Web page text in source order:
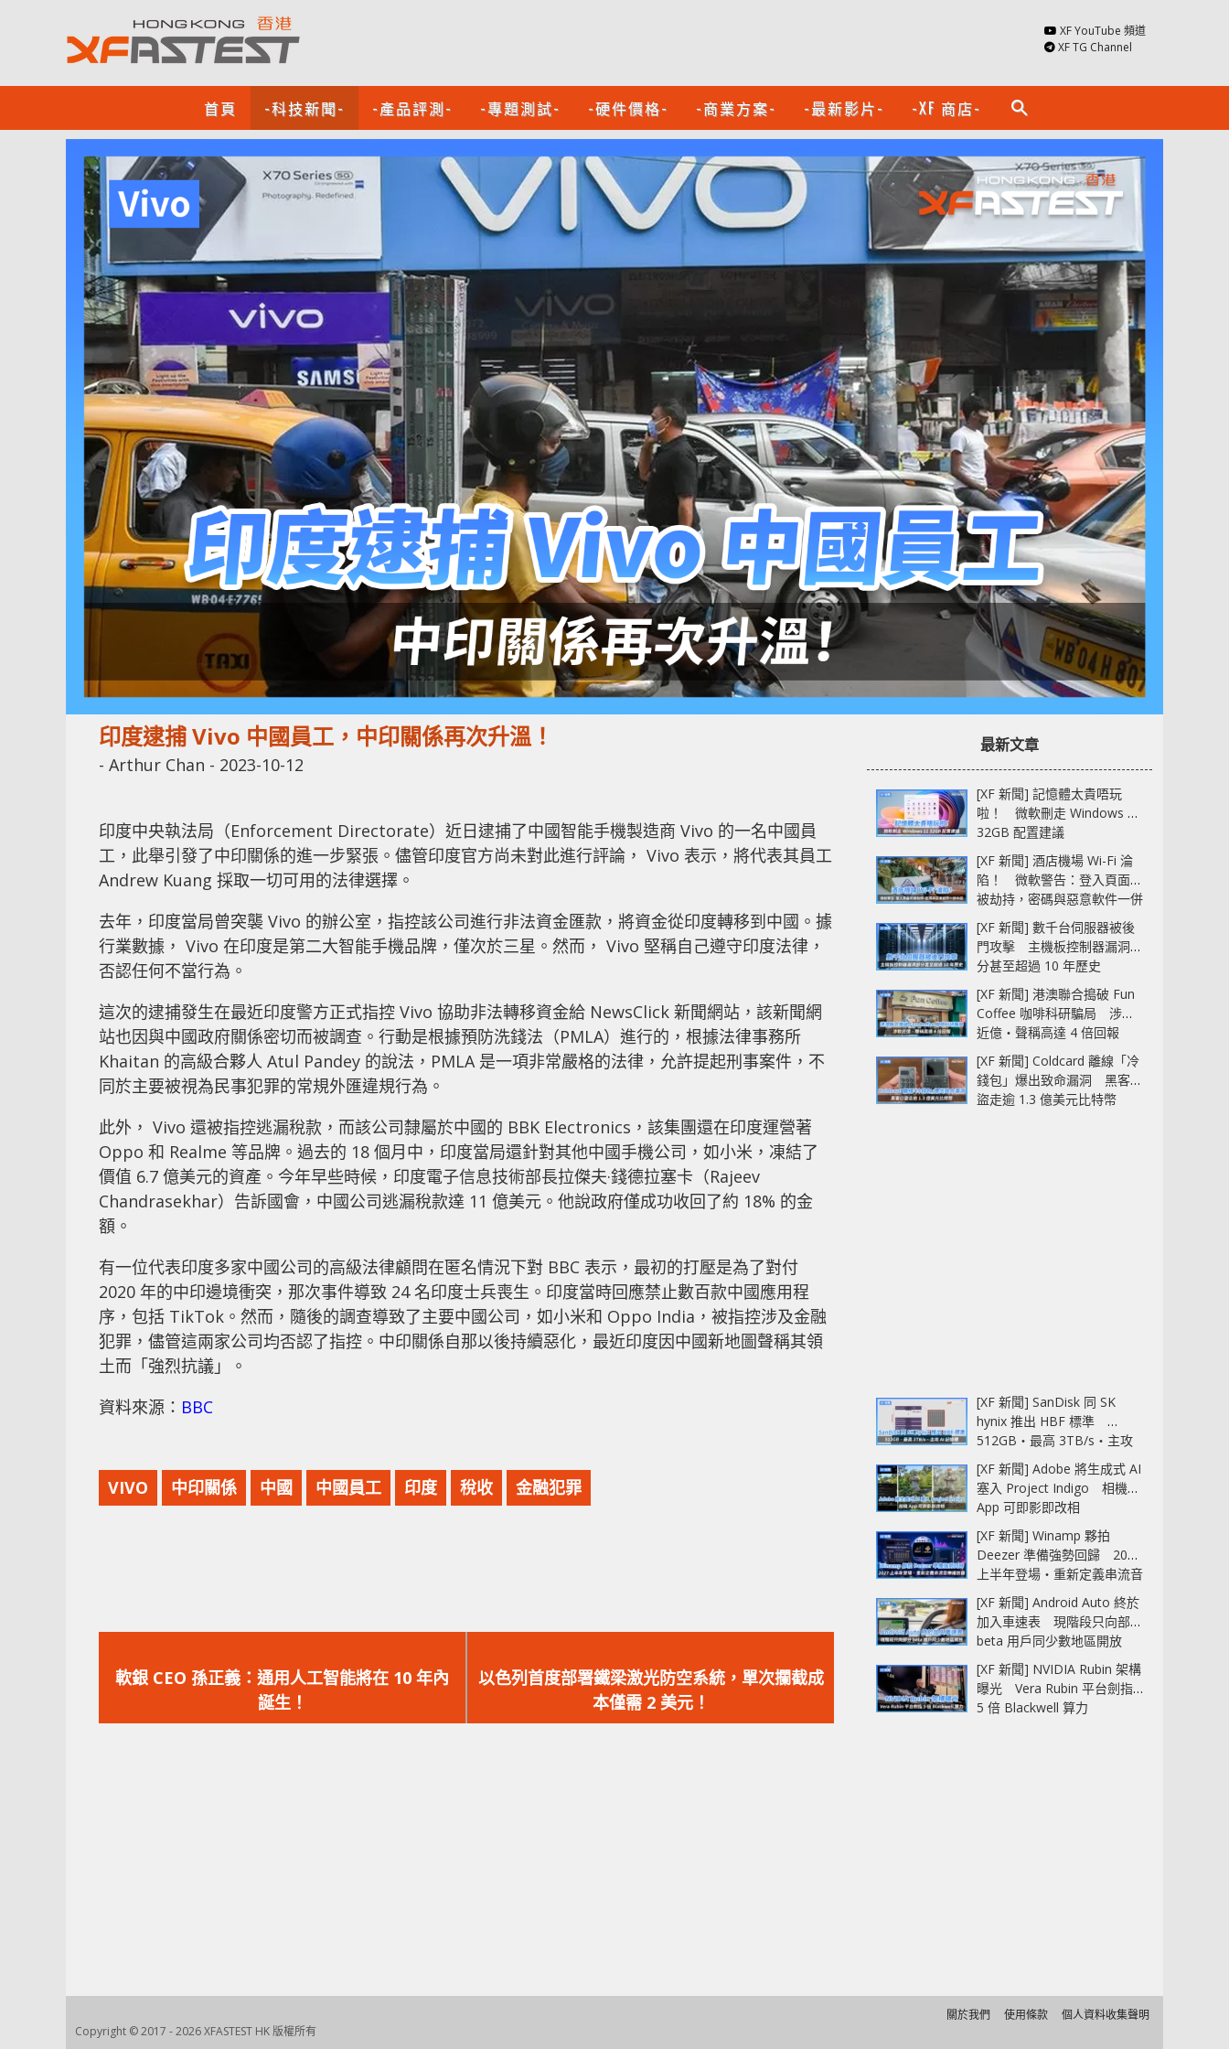
XF YouTube 頻道
XF TG Channel
首頁 -科技新聞- -產品評測- -專題測試- -硬件價格- -商業方案- -最新影片- -XF 商店- search
印度逮捕 Vivo 中國員工，中印關係再次升溫！
- Arthur Chan - 2023-10-12
印度中央執法局（Enforcement Directorate）近日逮捕了中國智能手機製造商 Vivo 的一名中國員
工，此舉引發了中印關係的進一步緊張。儘管印度官方尚未對此進行評論， Vivo 表示，將代表其員工
Andrew Kuang 採取一切可用的法律選擇。
去年，印度當局曾突襲 Vivo 的辦公室，指控該公司進行非法資金匯款，將資金從印度轉移到中國。據
行業數據， Vivo 在印度是第二大智能手機品牌，僅次於三星。然而， Vivo 堅稱自己遵守印度法律，
否認任何不當行為。
這次的逮捕發生在最近印度警方正式指控 Vivo 協助非法轉移資金給 NewsClick 新聞網站，該新聞網
站也因與中國政府關係密切而被調查。行動是根據預防洗錢法（PMLA）進行的，根據法律事務所
Khaitan 的高級合夥人 Atul Pandey 的說法，PMLA 是一項非常嚴格的法律，允許提起刑事案件，不
同於主要被視為民事犯罪的常規外匯違規行為。
此外， Vivo 還被指控逃漏稅款，而該公司隸屬於中國的 BBK Electronics，該集團還在印度運營著
Oppo 和 Realme 等品牌。過去的 18 個月中，印度當局還針對其他中國手機公司，如小米，凍結了
價值 6.7 億美元的資產。今年早些時候，印度電子信息技術部長拉傑夫·錢德拉塞卡（Rajeev
Chandrasekhar）告訴國會，中國公司逃漏稅款達 11 億美元。他說政府僅成功收回了約 18% 的金
額。
有一位代表印度多家中國公司的高級法律顧問在匿名情況下對 BBC 表示，最初的打壓是為了對付
2020 年的中印邊境衝突，那次事件導致 24 名印度士兵喪生。印度當時回應禁止數百款中國應用程
序，包括 TikTok。然而，隨後的調查導致了主要中國公司，如小米和 Oppo India，被指控涉及金融
犯罪，儘管這兩家公司均否認了指控。中印關係自那以後持續惡化，最近印度因中國新地圖聲稱其領
土而「強烈抗議」。
資料來源： BBC
VIVO 中印關係 中國 中國員工 印度 稅收 金融犯罪
一
篇
文
軟銀 CEO 孫正義：通用人工智能將在 10 年內
誕生！
一
篇
文
以色列首度部署鐵梁激光防空系統，單次攔截成
本僅需 2 美元！
最新文章
[XF 新聞] 記憶體太貴唔玩
啦！ 微軟刪走 Windows 11
32GB 配置建議
[XF 新聞] 酒店機場 Wi-Fi 淪
陷！ 微軟警告：登入頁面可
被劫持，密碼與惡意軟件一併
中招
[XF 新聞] 數千台伺服器被後
門攻擊 主機板控制器漏洞部
分甚至超過 10 年歷史
[XF 新聞] 港澳聯合搗破 Fun
Coffee 咖啡科研騙局 涉款
近億‧聲稱高達 4 倍回報
[XF 新聞] Coldcard 離線「冷
錢包」爆出致命漏洞 黑客已
盜走逾 1.3 億美元比特幣
[XF 新聞] SanDisk 同 SK
hynix 推出 HBF 標準
512GB‧最高 3TB/s‧主攻
AI 記憶體
[XF 新聞] Adobe 將生成式 AI
塞入 Project Indigo 相機
App 可即影即改相
[XF 新聞] Winamp 夥拍
Deezer 準備強勢回歸 2027
上半年登場‧重新定義串流音
樂播放器
[XF 新聞] Android Auto 終於
加入車速表 現階段只向部分
beta 用戶同少數地區開放
[XF 新聞] NVIDIA Rubin 架構
曝光 Vera Rubin 平台劍指
5 倍 Blackwell 算力
Copyright © 2017 - 2026 XFASTEST HK 版權所有
關於我們 使用條款 個人資料收集聲明